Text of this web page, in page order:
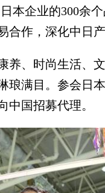
本企业的300余
作，深化中日产
、时尚生活、文
琅满目。参会日
中国招募代理。